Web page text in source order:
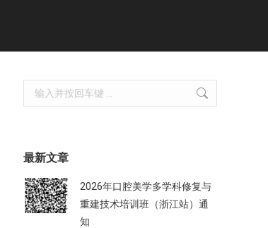
Search:
最新文章
2026年口腔美学多学科修复与
重建技术培训班（浙江站）通
知